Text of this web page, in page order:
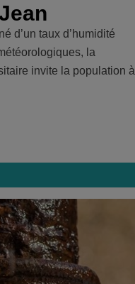
d’un taux d’humidité
la
invite la population à